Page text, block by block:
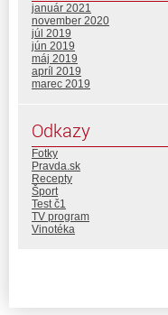
január 2021
november 2020
júl 2019
jún 2019
máj 2019
apríl 2019
marec 2019
Odkazy
Fotky
Pravda.sk
Recepty
Šport
Test č1
TV program
Vinotéka